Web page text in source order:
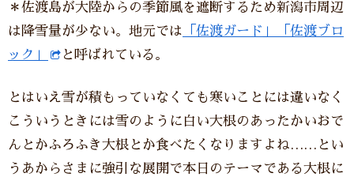
＊佐渡島が大陸からの季節風を遮断するため新潟市周辺
は降雪量が少ない。地元では 「佐渡ガード」「佐渡ブロ
ック」
と呼ばれている。
とはいえ雪が積もっていなくても寒いことには違いなく
こういうときには雪のように白い大根のあったかいおで
んとかふろふき大根とか食べたくなりますよね……とい
うあからさまに強引な展開で本日のテーマである大根に